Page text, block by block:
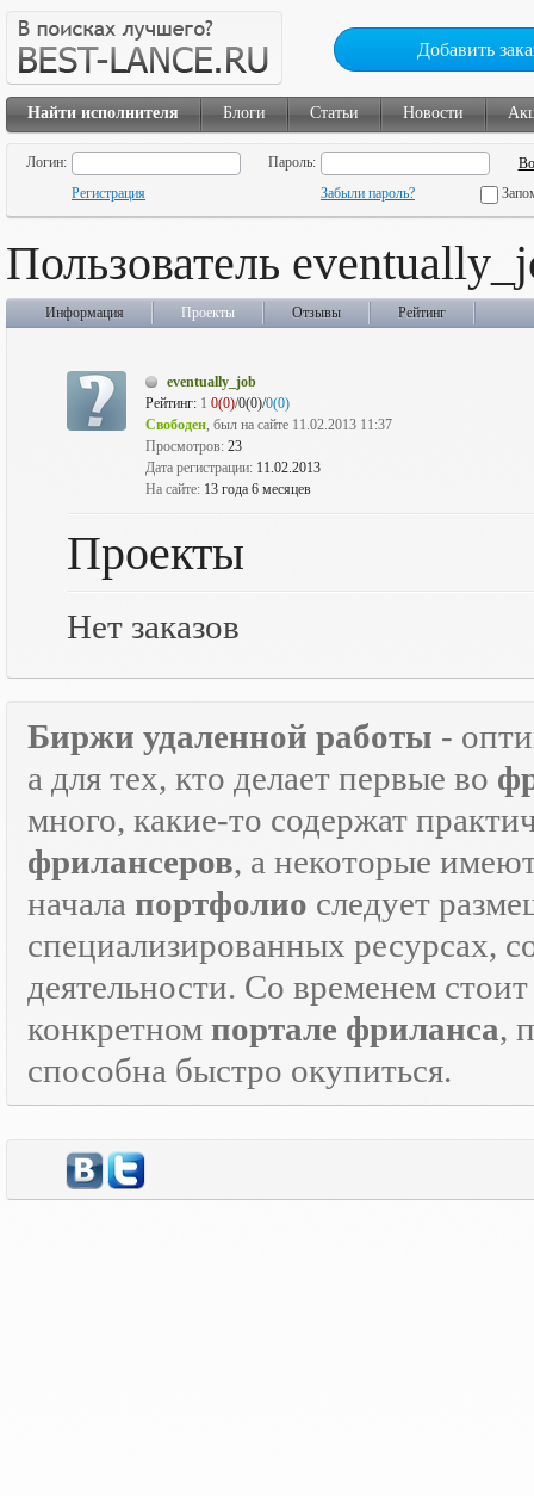
Добавить
Найти исполнителя Блоги Статьи Новости
Логин:
Пароль:
Регистрация
Забыли пароль?
Пользователь
Информация Проекты Отзывы Рейтинг
eventually_job
Рейтинг: 1 0(0)/0(0)/0(0)
Свободен, был на сайте 11.02.2013 11:37
Просмотров: 23
Дата регистрации: 11.02.2013
На сайте: 13 года 6 месяцев
Проекты
Нет заказов
Биржи удаленной работы -
а для тех, кто делает первые во
много, какие-то содержат
фрилансеров, а некоторые
начала портфолио следует
специализированных ресурсах,
деятельности. Со временем
конкретном портале фриланса,
способна быстро окупиться.